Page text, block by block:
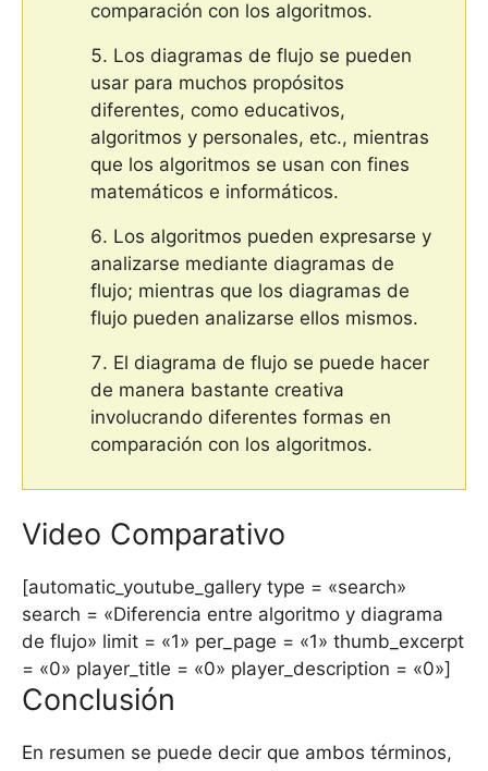
comparación con los algoritmos.
Los diagramas de flujo se pueden
usar para muchos propósitos
diferentes, como educativos,
algoritmos y personales, etc., mientras
que los algoritmos se usan con fines
matemáticos e informáticos.
Los algoritmos pueden expresarse y
analizarse mediante diagramas de
flujo; mientras que los diagramas de
flujo pueden analizarse ellos mismos.
El diagrama de flujo se puede hacer
de manera bastante creativa
involucrando diferentes formas en
comparación con los algoritmos.
Video Comparativo
[automatic_youtube_gallery type = «search»
search = «Diferencia entre algoritmo y diagrama
de flujo» limit = «1» per_page = «1» thumb_excerpt
= «0» player_title = «0» player_description = «0»]
Conclusión
En resumen se puede decir que ambos términos,